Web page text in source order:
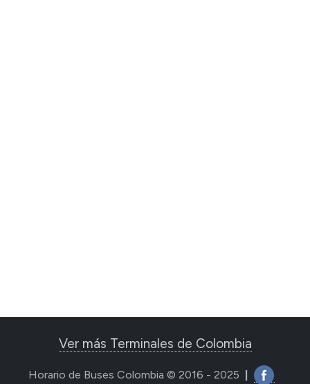
Ver más Terminales de Colombia
Horario de Buses Colombia © 2016 - 2025 |